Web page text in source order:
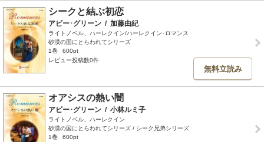
シークと結ぶ初恋
アビー･グリーン / 加藤由紀
ライトノベル、ハーレクイン/ハーレクイン･ロマンス
砂漠の国にとらわれてシリーズ
1巻
600pt
レビュー投稿数0件
無料立読み
オアシスの熱い闇
アビー･グリーン / 小林ルミ子
ライトノベル、ハーレクイン
砂漠の国にとらわれてシリーズ / シーク兄弟シリーズ
1巻
600pt